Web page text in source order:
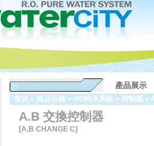
產品展示
首頁 » 商品目錄 » RO純水系統 » 控制器 »
A.B 交換控制器
[A,B CHANGE C]